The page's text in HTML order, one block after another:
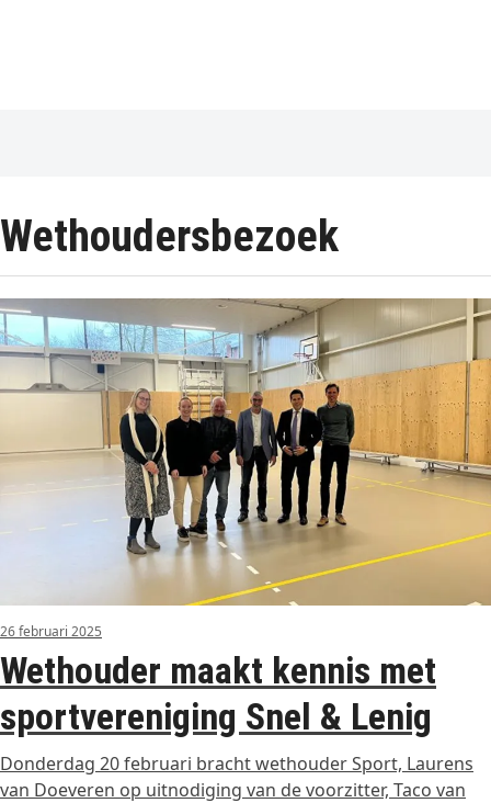
Wethoudersbezoek
26 februari 2025
Wethouder maakt kennis met
sportvereniging Snel & Lenig
Donderdag 20 februari bracht wethouder Sport, Laurens
van Doeveren op uitnodiging van de voorzitter, Taco van